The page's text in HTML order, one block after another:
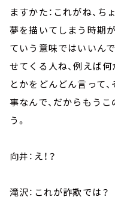
ますかた：これがね、
夢を描いてしまう時期
ていう意味ではいいん
せてくる人ね、例えば
とかをどんどん言って
事なんで、だからもう
う。
向井：え！？
滝沢：これが詐欺では？